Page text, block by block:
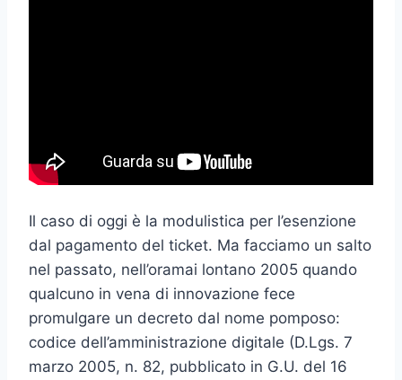
Il caso di oggi è la modulistica per l’esenzione
dal pagamento del ticket. Ma facciamo un salto
nel passato, nell’oramai lontano 2005 quando
qualcuno in vena di innovazione fece
promulgare un decreto dal nome pomposo:
codice dell’amministrazione digitale (D.Lgs. 7
marzo 2005, n. 82, pubblicato in G.U. del 16